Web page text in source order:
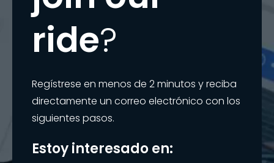
ride?
Regístrese en menos de 2 minutos y reciba
directamente un correo electrónico con los
siguientes pasos.
Estoy interesado en: